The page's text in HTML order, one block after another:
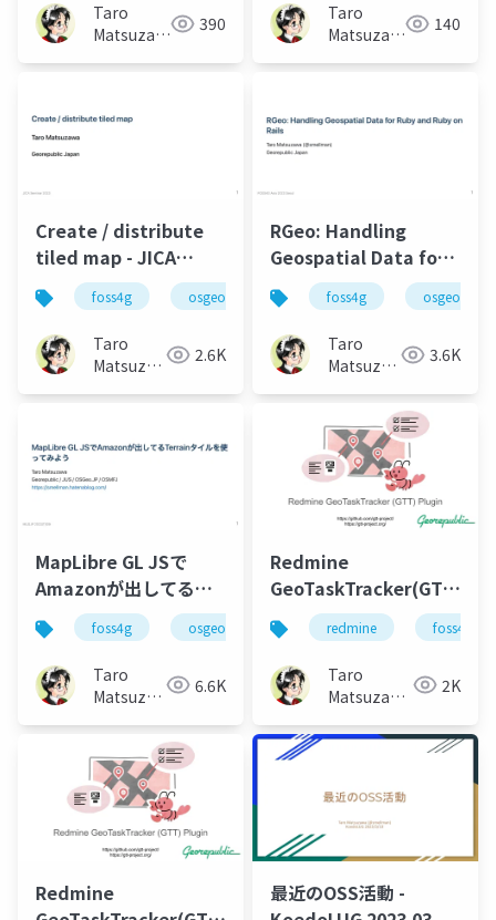
Taro
Matsuzawa
390
Taro
Matsuzawa
140
Create / distribute
tiled map - JICA
seminar 2023
foss4g osgeo openstreetmap oss
Taro
Matsuzawa
2.6K
RGeo: Handling
Geospatial Data for
Ruby and Ruby on
Rails
foss4g osgeo
Taro
Matsuzawa
3.6K
MapLibre GL JSで
Amazonが出してる
Terrainタイルを使って
みよう
foss4g osgeo maplibre
Taro
Matsuzawa
6.6K
Redmine
GeoTaskTracker(GTT)
Pluginredmine foss4g
Taro
Matsuzawa
2K
Redmine
最近のOSS活動 -